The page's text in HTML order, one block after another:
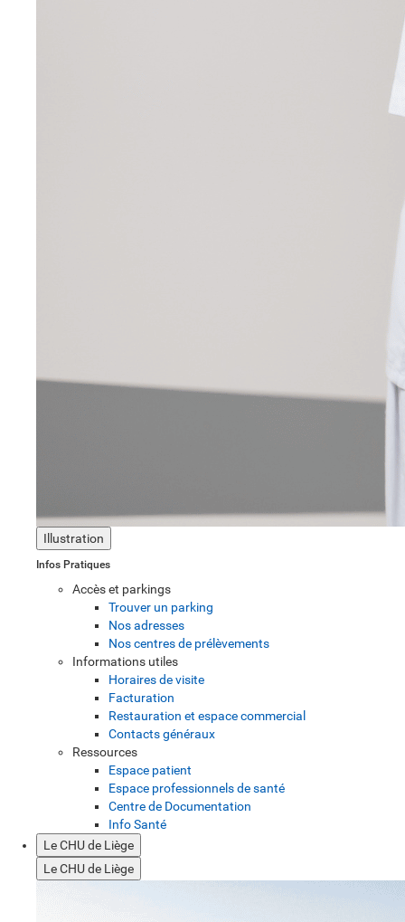
Illustration
Infos Pratiques
Accès et parkings
Trouver un parking
Nos adresses
Nos centres de prélèvements
Informations utiles
Horaires de visite
Facturation
Restauration et espace commercial
Contacts généraux
Ressources
Espace patient
Espace professionnels de santé
Centre de Documentation
Info Santé
Le CHU de Liège
Le CHU de Liège